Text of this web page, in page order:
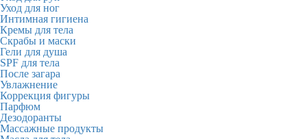
Уход для ног
Интимная гигиена
Кремы для тела
Скрабы и маски
Гели для душа
SPF для тела
После загара
Увлажнение
Коррекция фигуры
Парфюм
Дезодоранты
Массажные продукты